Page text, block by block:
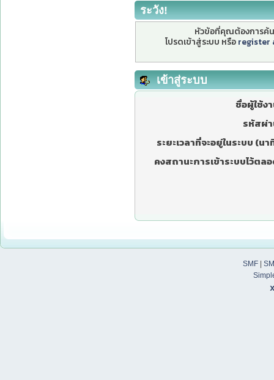
ระวัง!
หัวข้อที่คุณต้องการค้
โปรดเข้าสู่ระบบ หรือ register
เข้าสู่ระบบ
ชื่อผู้ใช้ง
รหัสผ่
ระยะเวลาที่จะอยู่ในระบบ (นา
คงสถานะการเข้าระบบไว้ตล
SMF|